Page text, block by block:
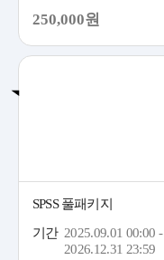
250,000원
SPSS 풀패키지
기간 2025.09.01 00:00 -
2026.12.31 23:59